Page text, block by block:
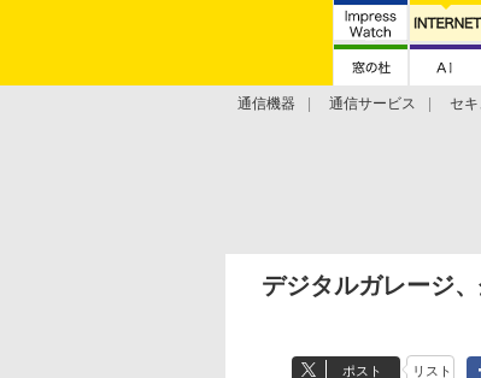
通信機器 通信サービス セ
デジタルガレージ
ポスト リスト